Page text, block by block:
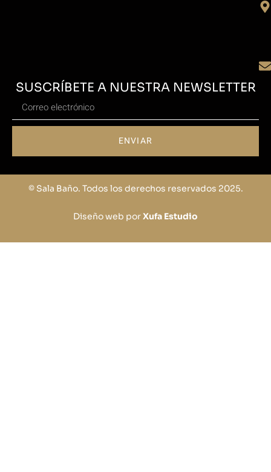
SUSCRÍBETE A NUESTRA NEWSLETTER
ENVIAR
© Sala Baño. Todos los derechos reservados 2025.
Diseño web porXufa Estudio